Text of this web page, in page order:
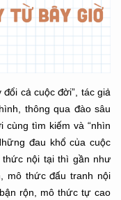
cả cuộc đời”, tác giả
thông qua đào sâu
cùng tìm kiếm và “nhìn
đau khổ của cuộc
nội tại thì gần như
mô thức đấu tranh nội
rộn, mô thức tự cao